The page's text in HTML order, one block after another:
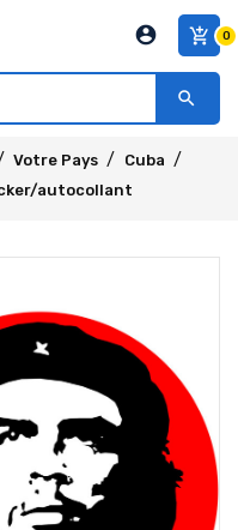
add_shopping_cart 0
account_circle
search
Votre Pays
Cuba
autocollant